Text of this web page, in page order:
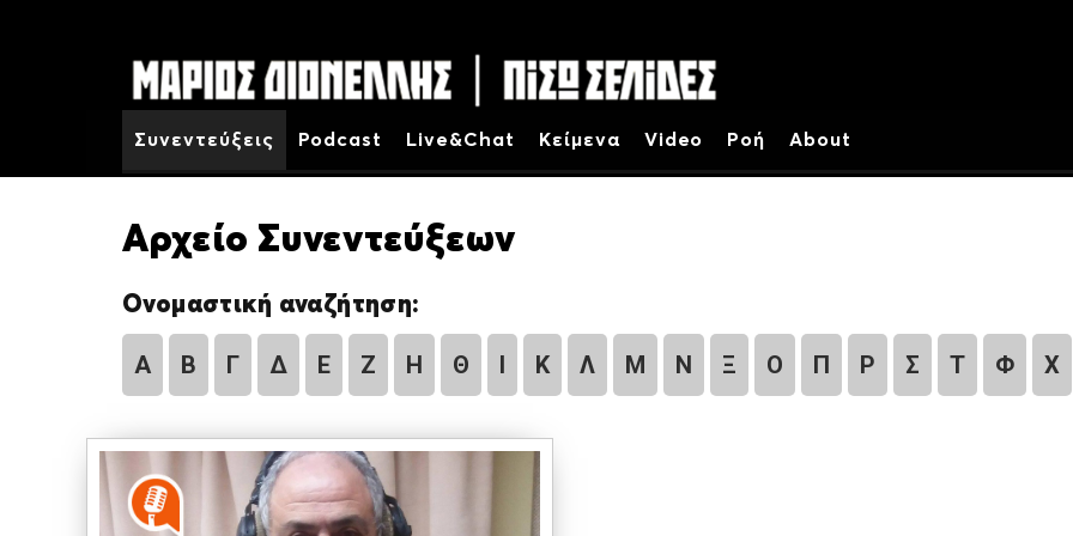
Συνεντεύξεις Podcast Live&Chat Κείμενα Video Ροή About
Αρχείο Συνεντεύξεων
Ονομαστική αναζήτηση:
Α Β Γ Δ Ε Ζ Η Θ Ι Κ Λ Μ Ν Ξ Ο Π Ρ Σ Τ Φ Χ